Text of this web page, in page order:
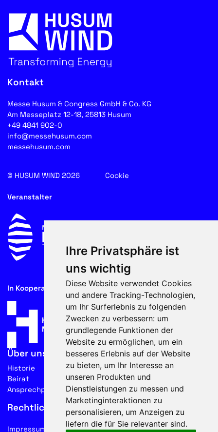
Ihre Privatsphäre ist
uns wichtig
Diese Website verwendet Cookies
und andere Tracking-Technologien,
um Ihr Surferlebnis zu folgenden
Zwecken zu verbessern: um
grundlegende Funktionen der
Website zu ermöglichen, um ein
besseres Erlebnis auf der Website
zu bieten, um Ihr Interesse an
unseren Produkten und
Dienstleistungen zu messen und
Marketinginteraktionen zu
personalisieren, um Anzeigen zu
liefern die für Sie relevanter sind.
Kontakt
Messe Husum & Congress GmbH & Co. KG
Am Messeplatz 12-18, 25813 Husum
+49 4841 902-0
info@messehusum.com
messehusum.com
© HUSUM WIND 2026 Cookie
Veranstalter
In Kooperation mit
Über uns
Historie
Beirat
Ansprechpartner
Rechtliches
Impressum